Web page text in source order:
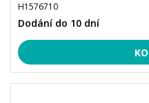
H1576710
Dodání do 10 dní